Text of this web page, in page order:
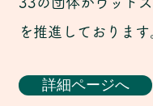
を推進しております
詳細ページへ